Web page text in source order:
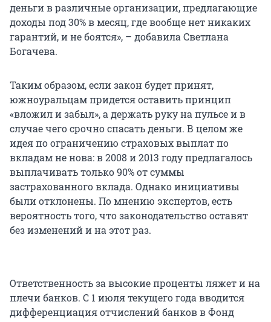
деньги в различные организации, предлагающие
доходы под 30% в месяц, где вообще нет никаких
гарантий, и не боятся», – добавила Светлана
Богачева.
Таким образом, если закон будет принят,
южноуральцам придется оставить принцип
«вложил и забыл», а держать руку на пульсе и в
случае чего срочно спасать деньги. В целом же
идея по ограничению страховых выплат по
вкладам не нова: в 2008 и 2013 году предлагалось
выплачивать только 90% от суммы
застрахованного вклада. Однако инициативы
были отклонены. По мнению экспертов, есть
вероятность того, что законодательство оставят
без изменений и на этот раз.
Ответственность за высокие проценты ляжет и на
плечи банков. С 1 июля текущего года вводится
дифференциация отчислений банков в Фонд